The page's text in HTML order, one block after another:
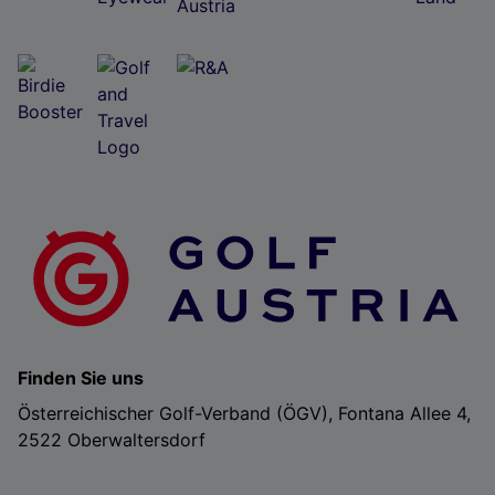
Finden Sie uns
Österreichischer Golf-Verband (ÖGV), Fontana Allee 4,
2522 Oberwaltersdorf
aktiv abfragen. Speichern von oder Zugriff auf Informationen auf einem
Endgerät. Personalisierte Werbung und Inhalte, Messung von Werbeleistung
und der Performance von Inhalten, Zielgruppenforschung sowie Entwicklung
und Verbesserung von Angeboten.
Liste der Partner (Lieferanten)